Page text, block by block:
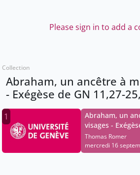
Please sign in to add a
Collection
Abraham, un ancêtre à
- Exégèse de GN 11,27-
1
Abraham, un
visages -
Thomas Romer
mercredi 16